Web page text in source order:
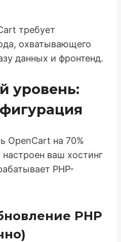
требует
охватывающего
данных и фронтенд.
уровень:
OpenCart на 70%
настроен ваш хостинг
PHP-
PHP